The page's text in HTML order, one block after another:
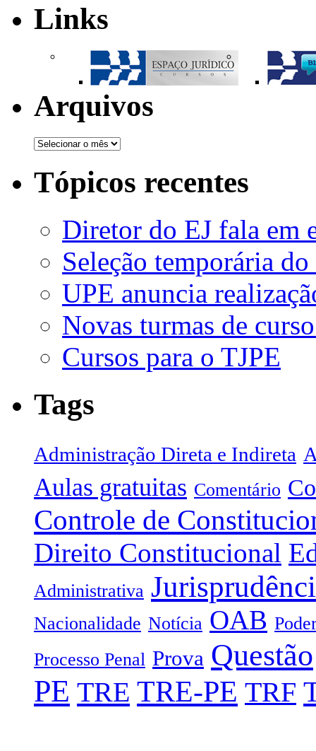
Links
Arquivos
Tópicos recentes
Diretor do EJ fala em
Seleção temporária
UPE anuncia
Novas turmas de
Cursos para o TJPE
Tags
Administração Direta e Indireta
Aulas gratuitas Comentário
Controle de
Direito Constitucional
Administrativa
Nacionalidade Notícia OAB
Processo Penal Prova Questão
PE TRE TRE-PE TRF